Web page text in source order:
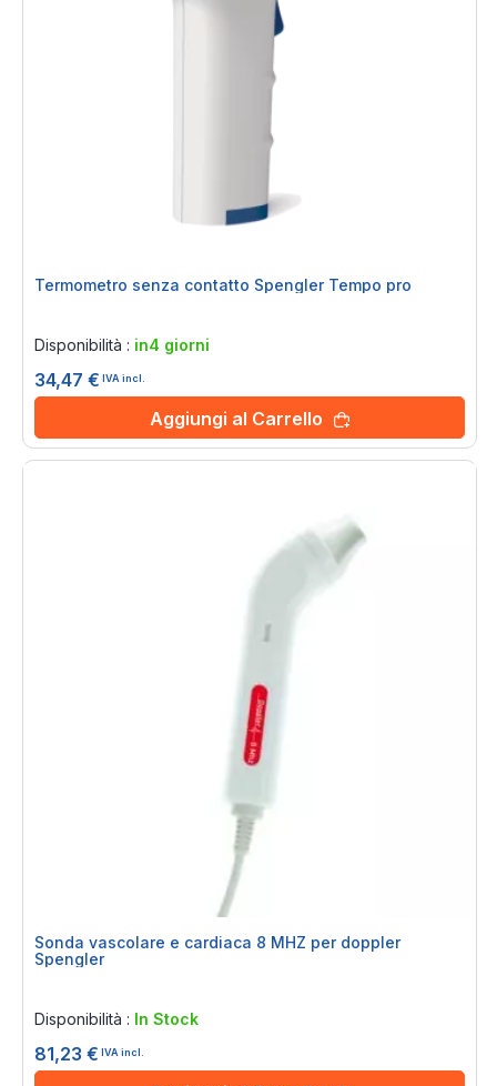
Termometro senza contatto Spengler Tempo pro
Disponibilità : in4 giorni
34,47 € IVA incl.
Aggiungi al Carrello
Sonda vascolare e cardiaca 8 MHZ per doppler
Spengler
Disponibilità : In Stock
81,23 € IVA incl.